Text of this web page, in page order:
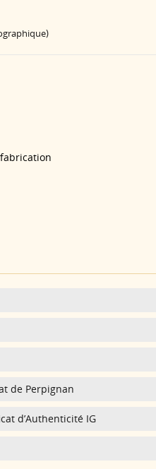
de Perpignan
d’Authenticité IG